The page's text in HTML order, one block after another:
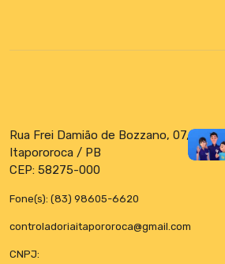
Rua Frei Damião de Bozzano, 07, Centro
Itapororoca / PB
CEP: 58275-000
Fone(s): (83) 98605-6620
controladoriaitapororoca@gmail.com
CNPJ: